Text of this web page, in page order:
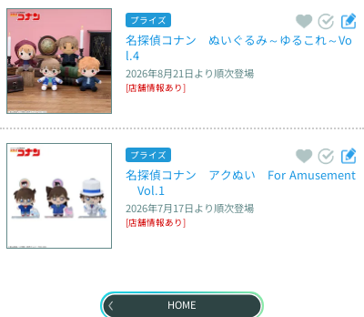
プライズ
名探偵コナン　ぬいぐるみ～ゆるこれ～Vo
l.4
2026年8月21日より順次登場
[店舗情報あり]
プライズ
名探偵コナン　アクぬい　For Amusement
Vol.1
2026年7月17日より順次登場
[店舗情報あり]
HOME